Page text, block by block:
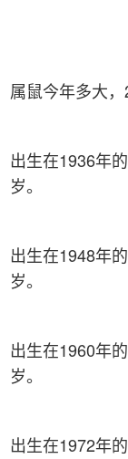
属鼠今年多大
出生在1936年
岁。
出生在1948年
岁。
出生在1960年
岁。
出生在1972年